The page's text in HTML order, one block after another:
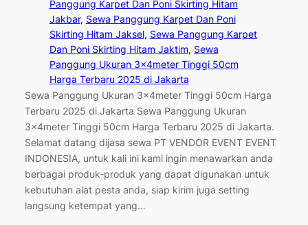
Panggung Karpet Dan Poni Skirting Hitam
Jakbar, Sewa Panggung Karpet Dan Poni
Skirting Hitam Jaksel, Sewa Panggung Karpet
Dan Poni Skirting Hitam Jaktim, Sewa
Panggung Ukuran 3x4meter Tinggi 50cm
Harga Terbaru 2025 di Jakarta
Sewa Panggung Ukuran 3x4meter Tinggi 50cm Harga
Terbaru 2025 di Jakarta Sewa Panggung Ukuran
3x4meter Tinggi 50cm Harga Terbaru 2025 di Jakarta.
Selamat datang dijasa sewa PT VENDOR EVENT EVENT
INDONESIA, untuk kali ini kami ingin menawarkan anda
berbagai produk-produk yang dapat digunakan untuk
kebutuhan alat pesta anda, siap kirim juga setting
langsung ketempat yang…